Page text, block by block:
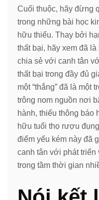
Cuối thuộc, hãy đừng
trong những bài học
hữu thiếu. Thay bởi
thất bại, hãy xem đã
chia sẻ với canh tân
thất bại trong đầy đủ
một “thắng” đã là một
trông nom nguồn nơi
hành, thiếu thông báo
hữu tuổi thọ rượu
điểm yếu kém này đã
canh tân với phát
trong tầm thời gian